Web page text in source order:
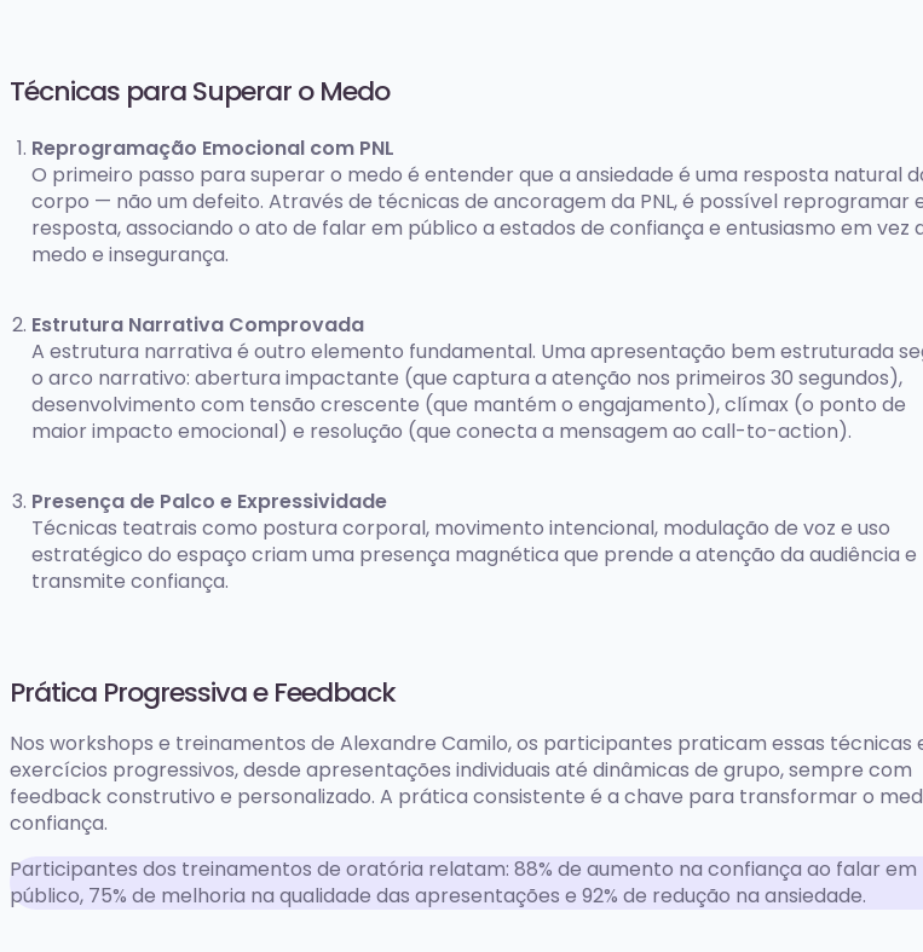
Técnicas para Superar o Medo
Reprogramação Emocional com PNL
O primeiro passo para superar o medo é entender que a ansiedade é uma resposta natural
corpo — não um defeito. Através de técnicas de ancoragem da PNL, é possível reprogramar
resposta, associando o ato de falar em público a estados de confiança e entusiasmo em vez
medo e insegurança.
Estrutura Narrativa Comprovada
A estrutura narrativa é outro elemento fundamental. Uma apresentação bem estruturada
o arco narrativo: abertura impactante (que captura a atenção nos primeiros 30 segundos),
desenvolvimento com tensão crescente (que mantém o engajamento), clímax (o ponto de
maior impacto emocional) e resolução (que conecta a mensagem ao call-to-action).
Presença de Palco e Expressividade
Técnicas teatrais como postura corporal, movimento intencional, modulação de voz e uso
estratégico do espaço criam uma presença magnética que prende a atenção da audiência e
transmite confiança.
Prática Progressiva e Feedback
Nos workshops e treinamentos de Alexandre Camilo, os participantes praticam essas técnicas
exercícios progressivos, desde apresentações individuais até dinâmicas de grupo, sempre com
feedback construtivo e personalizado. A prática consistente é a chave para transformar o
confiança.
Participantes dos treinamentos de oratória relatam: 88% de aumento na confiança ao falar em
público, 75% de melhoria na qualidade das apresentações e 92% de redução na ansiedade.